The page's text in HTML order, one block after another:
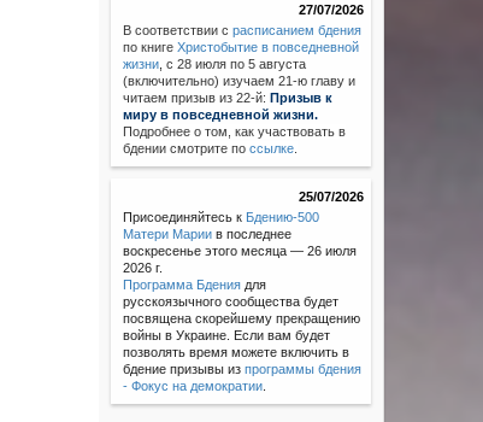
27/07/2026
В соответствии с расписанием бдения
по книгеХристобытие в повседневной
жизни с 28 июля по 5 августа
(включительно) изучаем 21-ю главу и
читаем призыв из 22-й: Призыв к
миру в повседневной жизни.
Подробнее о том, как участвовать в
бдении смотрите поссылке
25/07/2026
Присоединяйтесь к Бдению-500
Матери Марии в последнее
воскресенье этого месяца — 26 июля
2026 г.
Программа Бдения для
русскоязычного сообщества будет
посвящена скорейшему прекращению
войны в Украине. Если вам будет
позволять время можете включить в
бдение призывы изпрограммы бдения
- Фокус на демократии